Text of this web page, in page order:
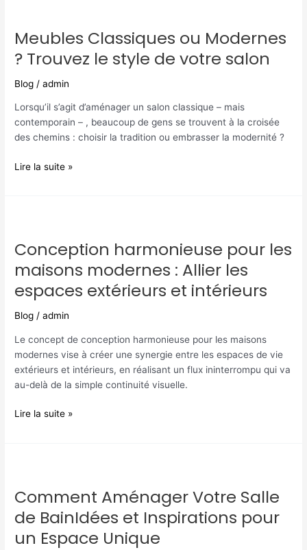
Meubles Classiques ou Modernes
? Trouvez le style de votre salon
Blog /admin
Lorsqu’il s’agit d’aménager un salon classique – mais
contemporain – , beaucoup de gens se trouvent à la croisée
des chemins : choisir la tradition ou embrasser la modernité ?
ou
Modernes
?
Trouvez
style
de
votre
Lire la suite »
Conception harmonieuse pour les
maisons modernes : Allier les
espaces extérieurs et intérieurs
Blog /admin
Le concept de conception harmonieuse pour les maisons
modernes vise à créer une synergie entre les espaces de vie
extérieurs et intérieurs, en réalisant un flux ininterrompu qui va
au-delà de la simple continuité visuelle.
pour
maisons
modernes
Allier
les
espaces
extérieurs
et
Lire la suite »
Comment Aménager Votre Salle
de BainIdées et Inspirations pour
un Espace Unique
Votre
Salle
de
BainIdées